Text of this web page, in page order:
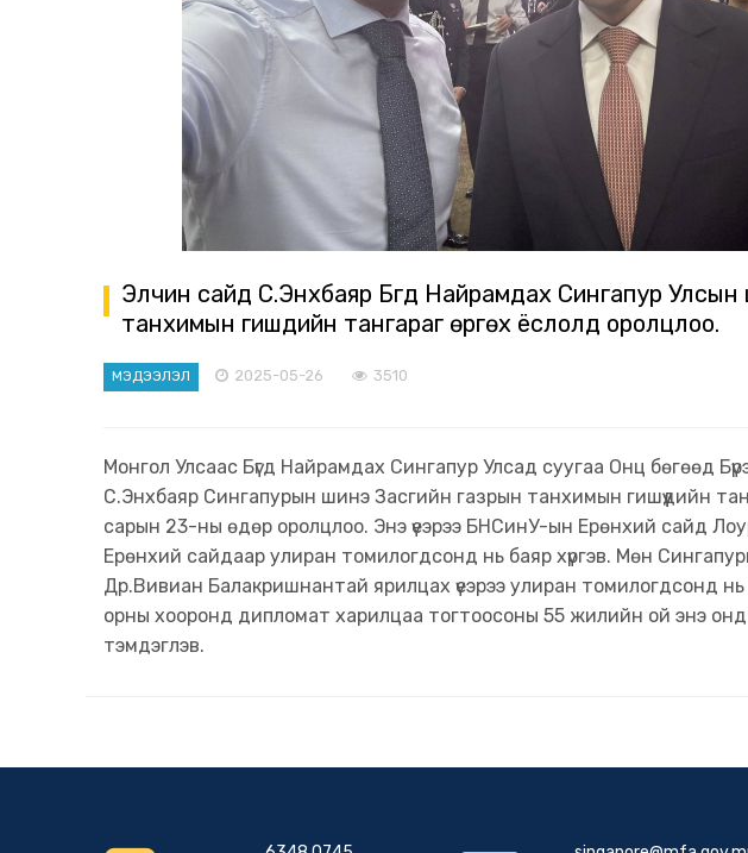
Элчин сайд С.Энхбаяр Бүгд Найрамдах Сингапур Улсын
танхимын гишүүдийн тангараг өргөх ёслолд оролцлоо.
МЭДЭЭЛЭЛ 2025-05-26 3510
Монгол Улсаас Бүгд Найрамдах Сингапур Улсад суугаа Онц бөгөөд
С.Энхбаяр Сингапурын шинэ Засгийн газрын танхимын гишүүдийн
сарын 23-ны өдөр оролцлоо. Энэ үеэрээ БНСинУ-ын Ерөнхий сайд
Ерөнхий сайдаар улиран томилогдсонд нь баяр хүргэв. Мөн
Др.Вивиан Балакришнантай ярилцах үеэрээ улиран томилогдсонд нь
орны хооронд дипломат харилцаа тогтоосоны 55 жилийн ой энэ
тэмдэглэв.